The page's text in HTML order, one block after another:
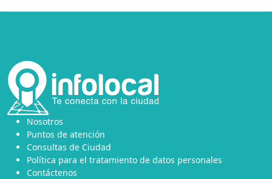
Nosotros
Puntos de atención
Consultas de Ciudad
Política para el tratamiento de datos personales
Contáctenos